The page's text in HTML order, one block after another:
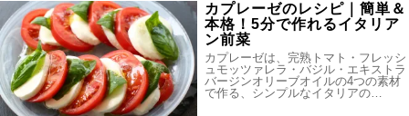
カプレーゼのレシピ｜簡単＆
本格！5分で作れるイタリア
ン前菜
カプレーゼは、完熟トマト・フレッシ
ュモッツァレラ・バジル・エキストラ
バージンオリーブオイルの4つの素材
で作る、シンプルなイタリアの…